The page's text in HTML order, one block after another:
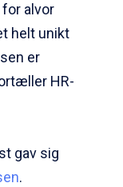
alvor
helt unikt
er
HR-
gav sig
.